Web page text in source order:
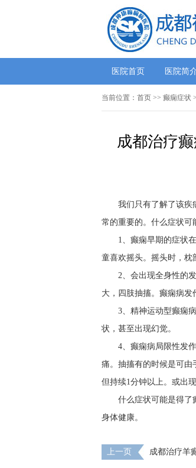
医院首页 医院简
当前位置： 首页 >> 癫痫症状
成都治疗
我们只有了解了该疾
常的重要的。什么症状可
1、癫痫早期的症状
童喜欢摇头。摇头时，枕
2、会出现全身性的
大，四肢抽搐。癫痫病发
3、精神运动型癫痫
状，甚至出现幻觉。
4、癫痫病局限性发
痛。抽搐有的时候是可由
但持续1分钟以上。或出
什么症状可能是得了
身体健康。
上一页
成都治疗羊